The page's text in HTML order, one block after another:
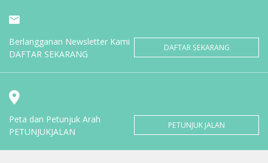
Berlangganan Newsletter Kami
DAFTAR SEKARANG
DAFTAR SEKARANG
Peta dan Petunjuk Arah
PETUNJUKJALAN
PETUNJUK JALAN